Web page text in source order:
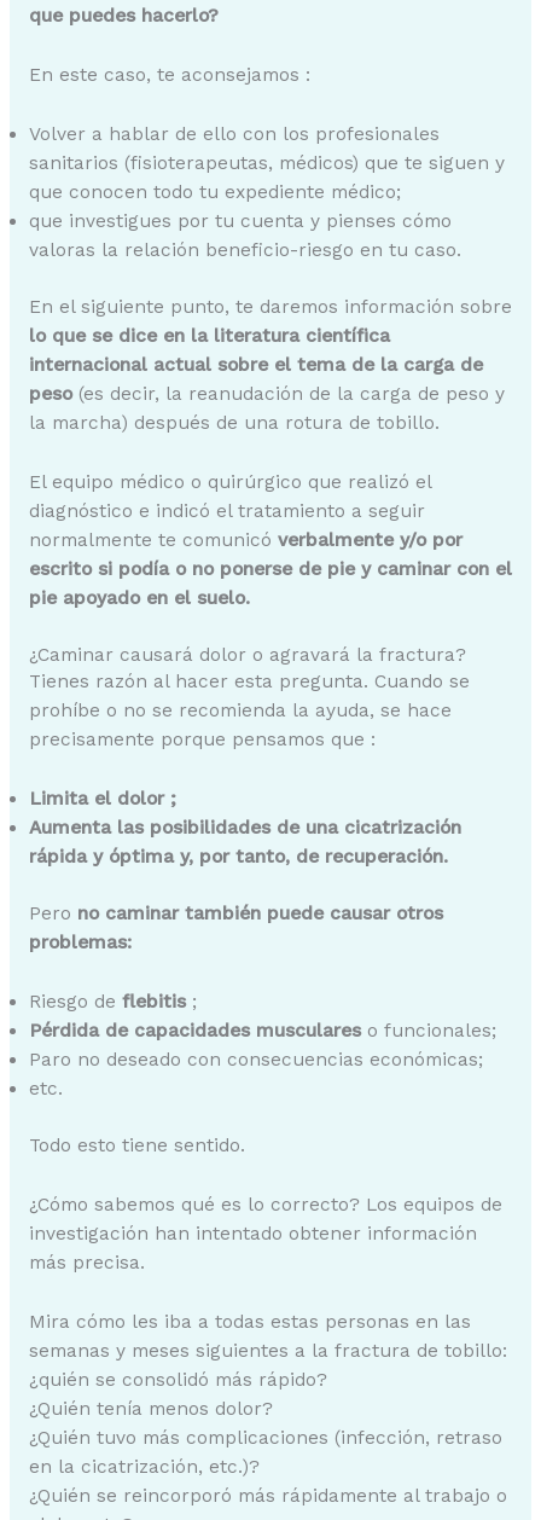
que puedes hacerlo?
En este caso, te aconsejamos :
Volver a hablar de ello con los profesionales
sanitarios (fisioterapeutas, médicos) que te siguen y
que conocen todo tu expediente médico;
que investigues por tu cuenta y pienses cómo
valoras la relación beneficio-riesgo en tu caso.
En el siguiente punto, te daremos información sobre
lo que se dice en la literatura científica
internacional actual sobre el tema de la carga de
peso(es decir, la reanudación de la carga de peso y
la marcha) después de una rotura de tobillo.
El equipo médico o quirúrgico que realizó el
diagnóstico e indicó el tratamiento a seguir
normalmente te comunicó verbalmente y/o por
escrito si podía o no ponerse de pie y caminar con el
pie apoyado en el suelo.
¿Caminar causará dolor o agravará la fractura?
Tienes razón al hacer esta pregunta. Cuando se
prohíbe o no se recomienda la ayuda, se hace
precisamente porque pensamos que :
Limita el dolor ;
Aumenta las posibilidades de una cicatrización
rápida y óptima y, por tanto, de recuperación.
Pero no caminar también puede causar otros
problemas:
Riesgo de flebitis;
Pérdida de capacidades musculareso funcionales;
Paro no deseado con consecuencias económicas;
etc.
Todo esto tiene sentido.
¿Cómo sabemos qué es lo correcto? Los equipos de
investigación han intentado obtener información
más precisa.
Mira cómo les iba a todas estas personas en las
semanas y meses siguientes a la fractura de tobillo:
¿quién se consolidó más rápido?
¿Quién tenía menos dolor?
¿Quién tuvo más complicaciones (infección, retraso
en la cicatrización, etc.)?
¿Quién se reincorporó más rápidamente al trabajo o